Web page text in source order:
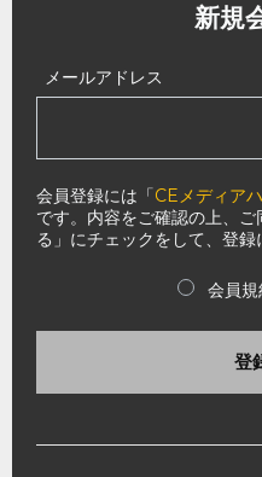
新規
メールアドレス
会員登録には「CEメディア
です。内容をご確認の上、
る」にチェックをして、登録
会員規
登